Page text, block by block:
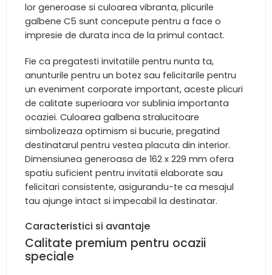
lor generoase si culoarea vibranta, plicurile
galbene C5 sunt concepute pentru a face o
impresie de durata inca de la primul contact.
Fie ca pregatesti invitatiile pentru nunta ta,
anunturile pentru un botez sau felicitarile pentru
un eveniment corporate important, aceste plicuri
de calitate superioara vor sublinia importanta
ocaziei. Culoarea galbena stralucitoare
simbolizeaza optimism si bucurie, pregatind
destinatarul pentru vestea placuta din interior.
Dimensiunea generoasa de 162 x 229 mm ofera
spatiu suficient pentru invitatii elaborate sau
felicitari consistente, asigurandu-te ca mesajul
tau ajunge intact si impecabil la destinatar.
Caracteristici si avantaje
Calitate premium pentru ocazii
speciale